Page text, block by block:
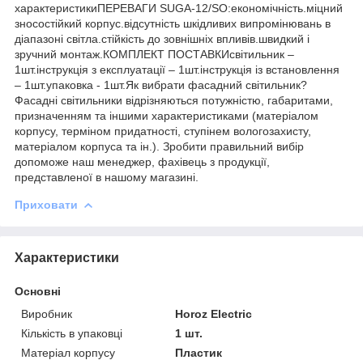
характеристикиПЕРЕВАГИ SUGA-12/SO:економічність.міцний
зносостійкий корпус.відсутність шкідливих випромінювань в
діапазоні світла.стійкість до зовнішніх впливів.швидкий і
зручний монтаж.КОМПЛЕКТ ПОСТАВКИсвітильник –
1шт.інструкція з експлуатації – 1шт.інструкція із встановлення
– 1шт.упаковка - 1шт.Як вибрати фасадний світильник?
Фасадні світильники відрізняються потужністю, габаритами,
призначенням та іншими характеристиками (матеріалом
корпусу, терміном придатності, ступінем вологозахисту,
матеріалом корпуса та ін.). Зробити правильний вибір
допоможе наш менеджер, фахівець з продукції,
представленої в нашому магазині.
Приховати
Характеристики
Основні
Виробник
Horoz Electric
Кількість в упаковці
1 шт.
Матеріал корпусу
Пластик